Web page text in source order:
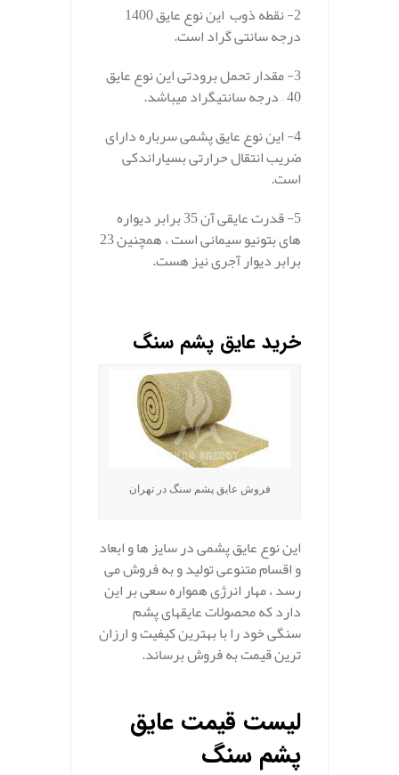
2- نقطه ذوب این نوع عایق 1400
درجه سانتی گراد است.
3- مقدار تحمل برودتی این نوع عایق
40 – درجه سانتیگراد میباشد.
4- این نوع عایق پشمی سرباره دارای
ضریب انتقال حرارتی بسیاراندکی
است.
5- قدرت عایقی آن 35 برابر دیواره
های بتونیو سیمانی است ، همچنین 23
برابر دیوار آجری نیز هست.
خرید عایق پشم سنگ
فروش عایق پشم سنگ در تهران
این نوع عایق پشمی در سایز ها و ابعاد
و اقسام متنوعی تولید و به فروش می
رسد ، مهار انرژِی همواره سعی بر این
دارد که محصولات عایقهای پشم
سنگی خود را با بهترین کیفیت و ارزان
ترین قیمت به فروش برساند.
لیست قیمت عایق
پشم سنگ